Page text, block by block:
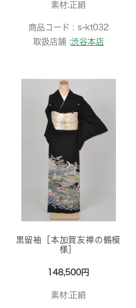
素材:正絹
商品コード : s-kt032
取扱店舗 :渋谷本店
黒留袖［本加賀友禅の鶴模
様］
148,500円
素材:正絹